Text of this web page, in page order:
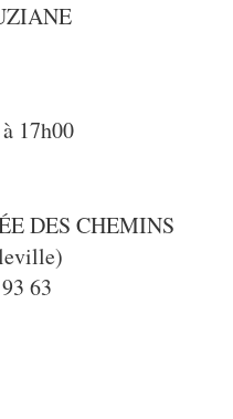
17h00
DES CHEMINS
63